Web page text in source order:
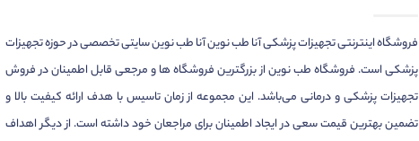
فروشگاه اینترنتی تجهیزات پزشکی آنا طب نوین آنا طب نوین سایتی تخصصی در حوزه تجهیزات
پزشکی است. فروشگاه طب نوین از بزرگترین فروشگاه ها و مرجعی قابل اطمینان در فروش
تجهیزات پزشکی و درمانی می‌باشد. این مجموعه از زمان تاسیس با هدف ارائه کیفیت بالا و
تضمین بهترین قیمت سعی در ایجاد اطمینان برای مراجعان خود داشته است. از دیگر اهداف